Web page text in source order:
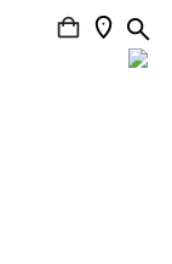
Search